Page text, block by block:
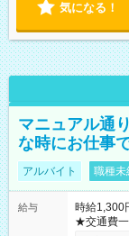
気になる！
マニュアル通
な時にお仕事
アルバイト 職種未
給与
時給1,300
★交通費一部支給 時給1,300円～ ※